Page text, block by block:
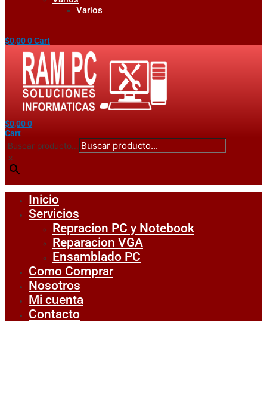
Varios
$0,000Cart
$0,000
Cart
Buscar producto...
×
Inicio
Servicios
Repracion PC y Notebook
Reparacion VGA
Ensamblado PC
Como Comprar
Nosotros
Mi cuenta
Contacto